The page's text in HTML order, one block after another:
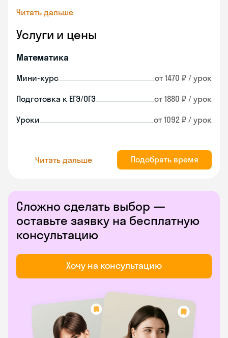
Читать дальше
Услуги и цены
Математика
Мини-курс от 1470 ₽ / урок
Подготовка к ЕГЭ/ОГЭ от 1880 ₽ / урок
Уроки от 1092 ₽ / урок
Читать дальше Подобрать время
Сложно сделать выбор —
оставьте заявку на бесплатную
консультацию
Хочу на консультацию